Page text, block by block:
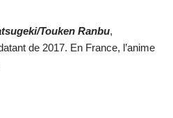
Touken Ranbu,
de 2017. En France, l’anime